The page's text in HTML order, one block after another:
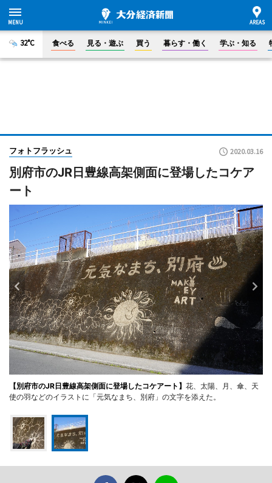
32°C 食べる 見る・遊ぶ 買う 暮らす・働く 学ぶ・知る
フォトフラッシュ 2020.03.16
別府市のJR日豊線高架側面に登場したコケア
ート
【別府市のJR日豊線高架側面に登場したコケアート】 花、太陽、月、傘、天
使の羽などのイラストに「元気なまち、別府」の文字を添えた。